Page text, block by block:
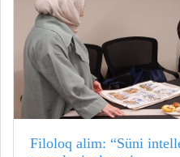
Filoloq alim: “Süni